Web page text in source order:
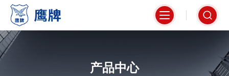
产品中心